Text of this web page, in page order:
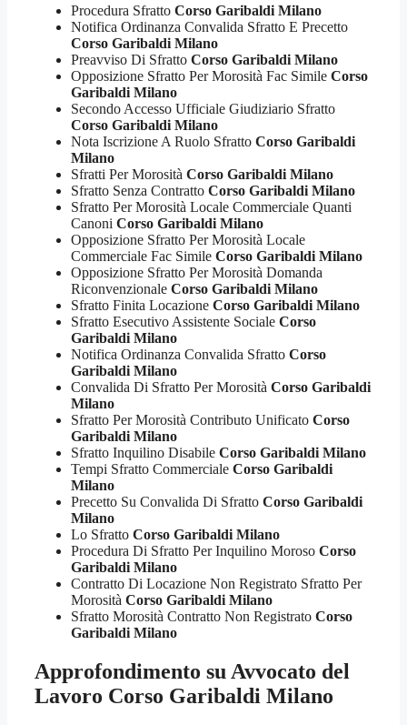
Procedura Sfratto Corso Garibaldi Milano
Notifica Ordinanza Convalida Sfratto E Precetto
Corso Garibaldi Milano
Preavviso Di Sfratto Corso Garibaldi Milano
Opposizione Sfratto Per Morosità Fac Simile Corso
Garibaldi Milano
Secondo Accesso Ufficiale Giudiziario Sfratto
Corso Garibaldi Milano
Nota Iscrizione A Ruolo Sfratto Corso Garibaldi
Milano
Sfratti Per Morosità Corso Garibaldi Milano
Sfratto Senza Contratto Corso Garibaldi Milano
Sfratto Per Morosità Locale Commerciale Quanti
Canoni Corso Garibaldi Milano
Opposizione Sfratto Per Morosità Locale
Commerciale Fac Simile Corso Garibaldi Milano
Opposizione Sfratto Per Morosità Domanda
Riconvenzionale Corso Garibaldi Milano
Sfratto Finita Locazione Corso Garibaldi Milano
Sfratto Esecutivo Assistente Sociale Corso
Garibaldi Milano
Notifica Ordinanza Convalida Sfratto Corso
Garibaldi Milano
Convalida Di Sfratto Per Morosità Corso Garibaldi
Milano
Sfratto Per Morosità Contributo Unificato Corso
Garibaldi Milano
Sfratto Inquilino Disabile Corso Garibaldi Milano
Tempi Sfratto Commerciale Corso Garibaldi
Milano
Precetto Su Convalida Di Sfratto Corso Garibaldi
Milano
Lo Sfratto Corso Garibaldi Milano
Procedura Di Sfratto Per Inquilino Moroso Corso
Garibaldi Milano
Contratto Di Locazione Non Registrato Sfratto Per
Morosità Corso Garibaldi Milano
Sfratto Morosità Contratto Non Registrato Corso
Garibaldi Milano
Approfondimento su Avvocato del
Lavoro Corso Garibaldi Milano